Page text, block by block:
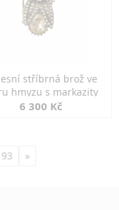
stříbrná brož ve
hmyzu s markazity
6 300 Kč
»